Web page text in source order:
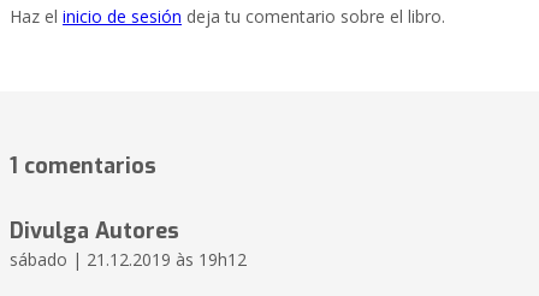
Haz el inicio de sesión deja tu comentario sobre el libro.
1 comentarios
Divulga Autores
sábado | 21.12.2019 às 19h12